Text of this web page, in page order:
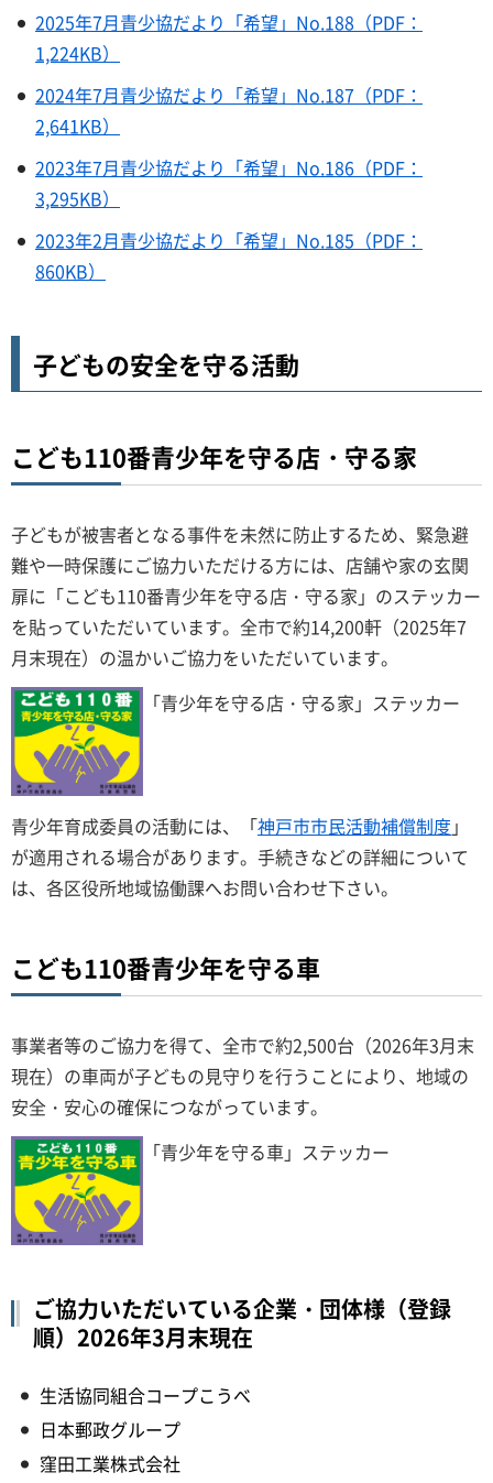
2025年7月青少協だより「希望」No.188（PDF：
1,224KB）
2024年7月青少協だより「希望」No.187（PDF：
2,641KB）
2023年7月青少協だより「希望」No.186（PDF：
3,295KB）
2023年2月青少協だより「希望」No.185（PDF：
860KB）
子どもの安全を守る活動
こども110番青少年を守る店・守る家
子どもが被害者となる事件を未然に防止するため、緊急避
難や一時保護にご協力いただける方には、店舗や家の玄関
扉に「こども110番青少年を守る店・守る家」のステッカー
を貼っていただいています。全市で約14,200軒（2025年7
月末現在）の温かいご協力をいただいています。
「青少年を守る店・守る家」ステッカー
青少年育成委員の活動には、「神戸市市民活動補償制度 」
が適用される場合があります。手続きなどの詳細について
は、各区役所地域協働課へお問い合わせ下さい。
こども110番青少年を守る車
事業者等のご協力を得て、全市で約2,500台（2026年3月末
現在）の車両が子どもの見守りを行うことにより、地域の
安全・安心の確保につながっています。
「青少年を守る車」ステッカー
ご協力いただいている企業・団体様（登録
順）2026年3月末現在
生活協同組合コープこうべ
日本郵政グループ
窪田工業株式会社